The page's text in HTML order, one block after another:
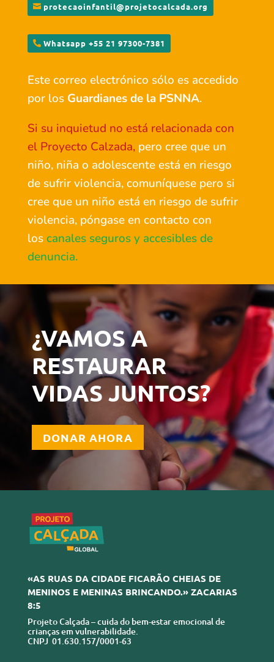
protecaoinfantil@projetocalcada.org
Whatsapp +55 21 97300-7381
Este correo electrónico sólo es accedido
por los Guardianes de la PSNNA.
Si su inquietud no está relacionada con
el Proyecto Calzada, pero cree que un
niño, niña o adolescente está en riesgo
de sufrir violencia, comuníquese pero si
cree que un niño está en riesgo de sufrir
violencia, póngase en contacto con
los canales seguros y accesibles de
denuncia.
¿VAMOS A
RESTAURAR
VIDAS JUNTOS?
DONAR AHORA
«AS RUAS DA CIDADE FICARÃO CHEIAS DE
MENINOS E MENINAS BRINCANDO.» ZACARIAS
8:5
Projeto Calçada – cuida do bem-estar emocional de
crianças em vulnerabilidade.
CNPJ 01.630.157/0001-63